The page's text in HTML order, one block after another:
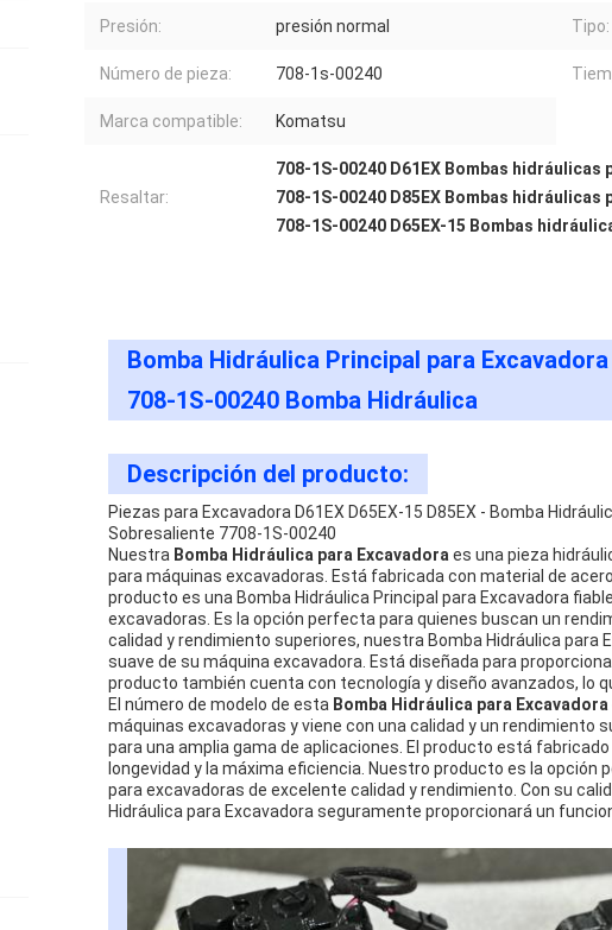
Presión: presión normal Tipo:
Número de pieza: 708-1s-00240
Marca compatible: Komatsu
Resaltar:
708-1S-00240 D61EX Bombas hidráulicas
708-1S-00240 D85EX Bombas hidráulicas
708-1S-00240 D65EX-15 Bombas
Bomba Hidráulica Principal para Excavadora
708-1S-00240 Bomba Hidráulica
Descripción del producto:
Piezas para Excavadora D61EX D65EX-15 D85EX - Bomba
Sobresaliente 7708-1S-00240
Nuestra Bomba Hidráulica para Excavadoraes una pieza
para máquinas excavadoras. Está fabricada con material de
producto es una Bomba Hidráulica Principal para Excavadora
excavadoras. Es la opción perfecta para quienes buscan un
calidad y rendimiento superiores, nuestra Bomba Hidráulica
suave de su máquina excavadora. Está diseñada para
producto también cuenta con tecnología y diseño avanzados, lo
El número de modelo de esta Bomba Hidráulica para Excavadora
máquinas excavadoras y viene con una calidad y un rendimiento
para una amplia gama de aplicaciones. El producto está
longevidad y la máxima eficiencia. Nuestro producto es la
para excavadoras de excelente calidad y rendimiento. Con su
Hidráulica para Excavadora seguramente proporcionará un